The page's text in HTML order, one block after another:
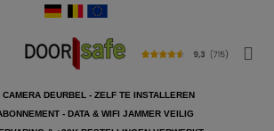
DEURBEL - ZELF TE INSTALLEREN
- DATA & WIFI JAMMER VEILIG